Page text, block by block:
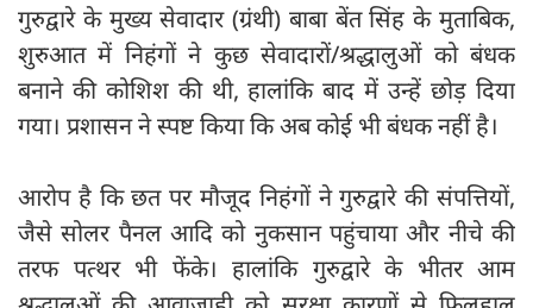
गुरुद्वारे के मुख्य सेवादार (ग्रंथी) बाबा बेंत सिंह के मुताबिक,
शुरुआत में निहंगों ने कुछ सेवादारों/श्रद्धालुओं को बंधक
बनाने की कोशिश की थी, हालांकि बाद में उन्हें छोड़ दिया
गया। प्रशासन ने स्पष्ट किया कि अब कोई भी बंधक नहीं है।
आरोप है कि छत पर मौजूद निहंगों ने गुरुद्वारे की संपत्तियों,
जैसे सोलर पैनल आदि को नुकसान पहुंचाया और नीचे की
तरफ पत्थर भी फेंके। हालांकि गुरुद्वारे के भीतर आम